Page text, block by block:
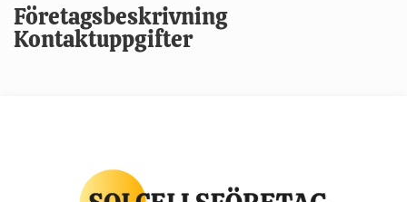
Företagsbeskrivning
Kontaktuppgifter